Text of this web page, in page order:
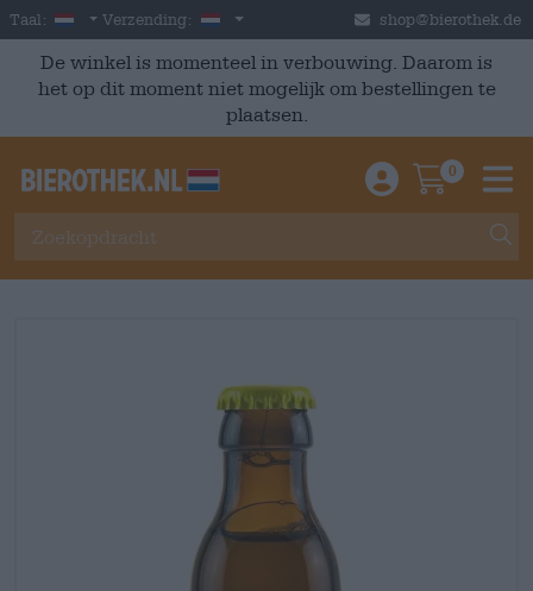
Skip to main content
Taal: Dutch
Verzending: Nederland shop@bierothek.de
De winkel is momenteel in verbouwing. Daarom is
het op dit moment niet mogelijk om bestellingen te
plaatsen.
Einloggen /
0